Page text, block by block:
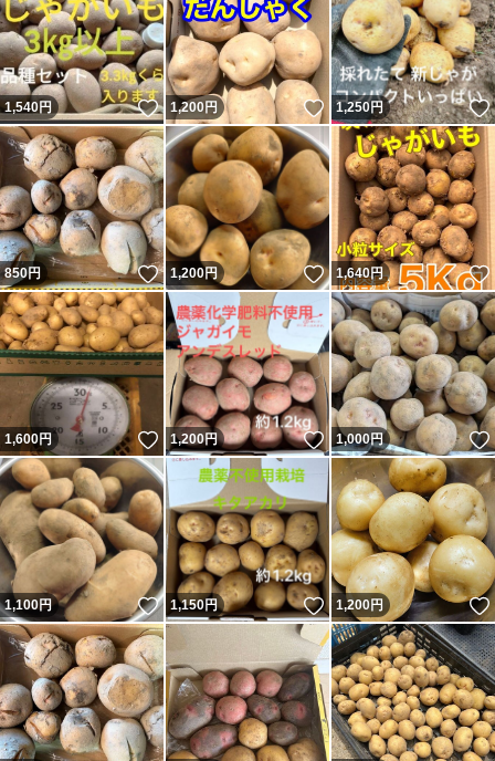
1,540円 いいね！
1,200円 いいね！
1,250円
850円 いいね！
1,200円 いいね！
1,640円
1,600円 いいね！
1,200円 いいね！
1,000円
1,100円 いいね！
1,150円 いいね！
1,200円